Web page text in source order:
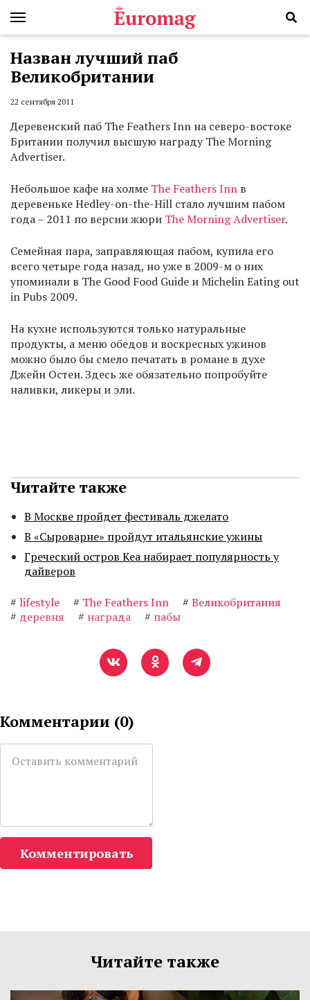
Назван лучший паб
Великобритании
22 сентября 2011
Деревенский паб The Feathers Inn на северо-востоке
Британии получил высшую награду The Morning
Advertiser.
Небольшое кафе на холме The Feathers Inn в
деревеньке Hedley-on-the-Hill стало лучшим пабом
года – 2011 по версии жюри The Morning Advertiser.
Семейная пара, заправляющая пабом, купила его
всего четыре года назад, но уже в 2009-м о них
упоминали в The Good Food Guide и Michelin Eating out
in Pubs 2009.
На кухне используются только натуральные
продукты, а меню обедов и воскресных ужинов
можно было бы смело печатать в романе в духе
Джейн Остен. Здесь же обязательно попробуйте
наливки, ликеры и эли.
Читайте также
В Москве пройдет фестиваль джелато
В «Сыроварне» пройдут итальянские ужины
Греческий остров Кеа набирает популярность у
дайверов
# lifestyle # The Feathers Inn # Великобритания
# деревня # награда # пабы
Комментарии (0)
Комментировать
Читайте также